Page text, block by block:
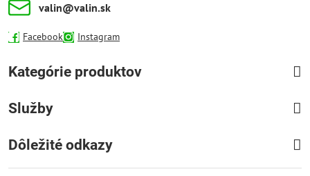
valin​@valin​.sk
Facebook Instagram
Kategórie produktov
Služby
Dôležité odkazy